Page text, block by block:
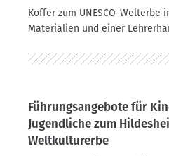
Koffer zum UNESCO-
Materialien und einer
Führungsangebote für
Jugendliche zum
Weltkulturerbe